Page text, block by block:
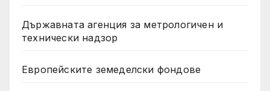
Държавната агенция за метрологичен и
технически надзор
Европейските земеделски фондове